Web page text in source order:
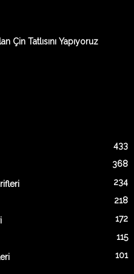
Çin Tatlısını Yapıyoruz
433
368
234
218
172
115
101